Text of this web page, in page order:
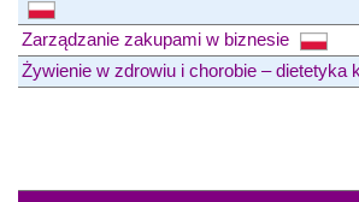
Zarządzanie zakupami w biznesie
Żywienie w zdrowiu i chorobie – dietetyka